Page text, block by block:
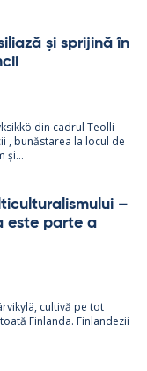
și spri­jină în
din cadrul Teol­li­
, bunăs­ta­rea la locul de
și...
–
este parte a
cul­tivă pe tot
Fin­landa. Fin­lan­dezii